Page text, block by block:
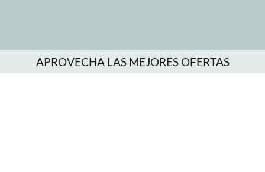
APROVECHA LAS MEJORES OFERTAS